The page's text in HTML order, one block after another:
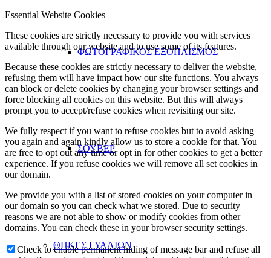
ΦΩΤΟΓΡΑΦΙΚΟΣ ΕΞΟΠΛΙΣΜΟΣ
ΣΟΥΒΕΡ
ΘΗΚΕΣ ΓΥΑΛΙΩΝ
Essential Website Cookies
These cookies are strictly necessary to provide you with services
available through our website and to use some of its features.
Because these cookies are strictly necessary to deliver the website,
refusing them will have impact how our site functions. You always
can block or delete cookies by changing your browser settings and
force blocking all cookies on this website. But this will always
prompt you to accept/refuse cookies when revisiting our site.
We fully respect if you want to refuse cookies but to avoid asking
you again and again kindly allow us to store a cookie for that. You
are free to opt out any time or opt in for other cookies to get a better
experience. If you refuse cookies we will remove all set cookies in
our domain.
We provide you with a list of stored cookies on your computer in
our domain so you can check what we stored. Due to security
reasons we are not able to show or modify cookies from other
domains. You can check these in your browser security settings.
Check to enable permanent hiding of message bar and refuse all